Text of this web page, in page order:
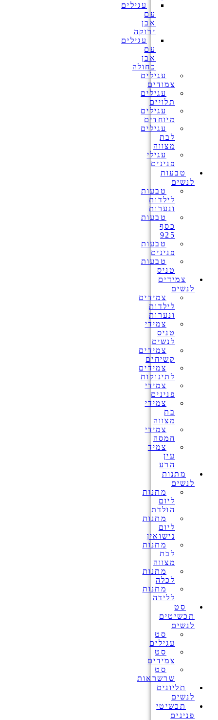
עגילים
עם
אבן
ירוקה
עגילים
עם
אבן
כחולה
עגילים
צמודים
עגילים
תלויים
עגילים
מיוחדים
עגילים
לבת
מצווה
עגילי
פנינים
טבעות
לנשים
טבעות
לילדות
ונערות
טבעות
כסף
925
טבעות
פנינים
טבעות
טניס
צמידים
לנשים
צמידים
לילדות
ונערות
צמידי
טניס
לנשים
צמידים
קשיחים
צמידים
לתינוקות
צמידי
פנינים
צמידי
בת
מצווה
צמידי
חמסה
צמיד
עין
הרע
מתנות
לנשים
מתנות
ליום
הולדת
מתנות
ליום
נישואין
מתנות
לבת
מצווה
מתנות
לכלה
מתנות
ללידה
סט
תכשיטים
לנשים
סט
עגילים
סט
צמידים
סט
שרשראות
תליונים
לנשים
תכשיטי
פנינים